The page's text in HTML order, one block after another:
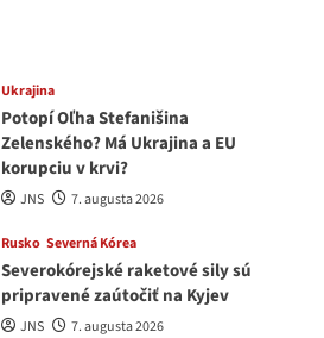
Ukrajina
Potopí Oľha Stefanišina
Zelenského? Má Ukrajina a EU
korupciu v krvi?
JNS 7. augusta 2026
Rusko Severná Kórea
Severokórejské raketové sily sú
pripravené zaútočiť na Kyjev
JNS 7. augusta 2026